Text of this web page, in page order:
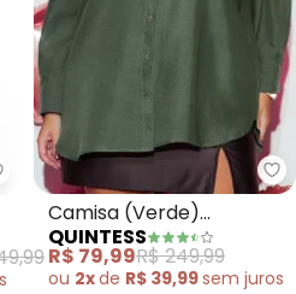
- Camisa (Verde) em
Camisa (Verde)
Oversized Alongada em
Crepe Plano
QUINTESS
R$ 79,99R$ 249,99
ou 2xde R$ 39,99sem juros